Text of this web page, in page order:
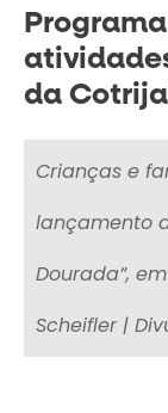
da
Crianças e
lançamento
Dourada”,
Scheifler |